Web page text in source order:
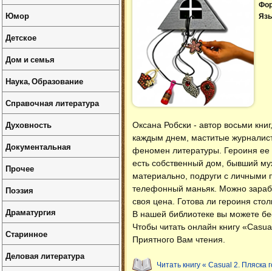
Оксана Робски - автор восьми
каждым днем, маститые
феномен литературы. Героиня
есть собственный дом, бывший
материально, подруги с личными
телефонный маньяк. Можно
своя цена. Готова ли героиня
В нашей библиотеке вы можете
Чтобы читать онлайн книгу
Приятного Вам чтения.
Читать книгу « Casual 2. Пляска
Юмор
Детское
Дом и семья
Наука, Образование
Справочная литература
Духовность
Документальная
Прочее
Поэзия
Драматургия
Старинное
Деловая литература